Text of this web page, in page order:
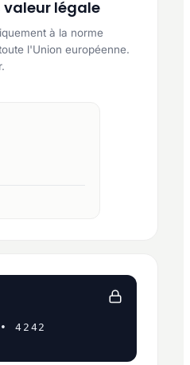
valeur légale
à la norme
l'Union européenne.
4242